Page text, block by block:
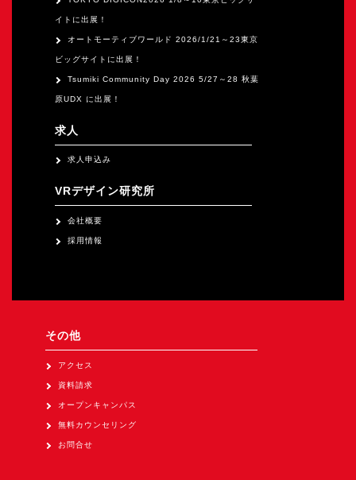
イトに出展！
オートモーティブワールド 2026/1/21～23東京
ビッグサイトに出展！
Tsumiki Community Day 2026 5/27～28 秋葉
原UDX に出展！
求人
求人申込み
VRデザイン研究所
会社概要
採用情報
その他
アクセス
資料請求
オープンキャンパス
無料カウンセリング
お問合せ